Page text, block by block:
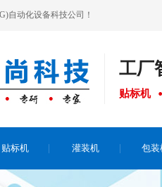
自动化设备科技公司！
工厂
贴标机
贴标机 灌装机 包装